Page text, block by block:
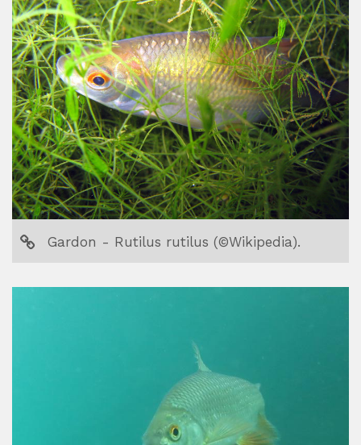
Imprimer la page
Partager la page sur :
Gardon - Rutilus rutilus (©Wikipedia).